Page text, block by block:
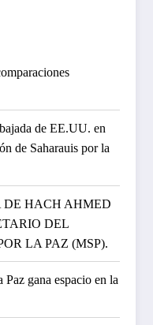
de EE.UU. en
de Saharauis por la
HACH AHMED
DEL
LA PAZ (MSP).
gana espacio en la